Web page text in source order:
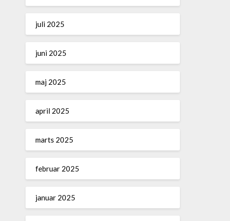
juli 2025
juni 2025
maj 2025
april 2025
marts 2025
februar 2025
januar 2025